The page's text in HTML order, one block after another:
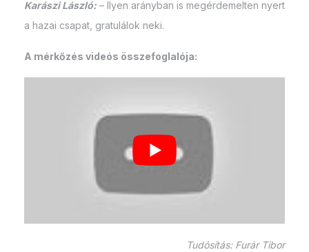
Karászi László: – Ilyen arányban is megérdemelten nyert
a hazai csapat, gratulálok neki.
A mérkőzés videós összefoglalója:
Tudósítás: Furár Tibor